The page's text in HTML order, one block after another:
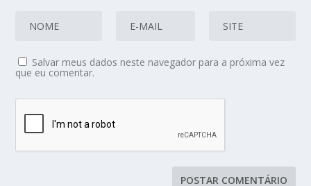
Salvar meus dados neste navegador para a próxima vez
que eu comentar.